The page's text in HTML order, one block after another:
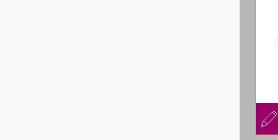
עדכון